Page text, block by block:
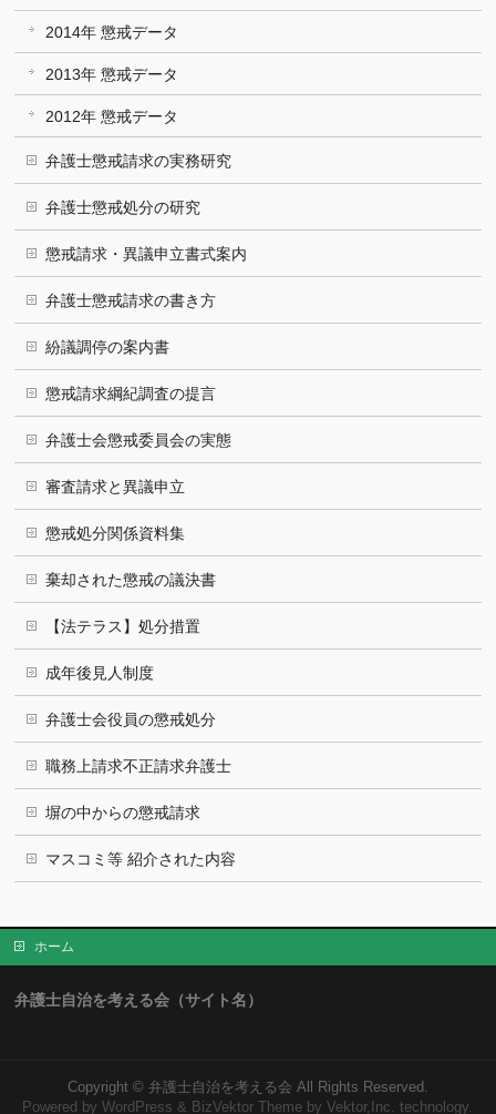
2014年 懲戒データ
2013年 懲戒データ
2012年 懲戒データ
弁護士懲戒請求の実務研究
弁護士懲戒処分の研究
懲戒請求・異議申立書式案内
弁護士懲戒請求の書き方
紛議調停の案内書
懲戒請求綱紀調査の提言
弁護士会懲戒委員会の実態
審査請求と異議申立
懲戒処分関係資料集
棄却された懲戒の議決書
【法テラス】処分措置
成年後見人制度
弁護士会役員の懲戒処分
職務上請求不正請求弁護士
塀の中からの懲戒請求
マスコミ等 紹介された内容
ホーム
弁護士自治を考える会（サイト名）
Copyright © 弁護士自治を考える会 All Rights Reserved.
Powered byWordPress & BizVektor Theme by Vektor,Inc. technology.